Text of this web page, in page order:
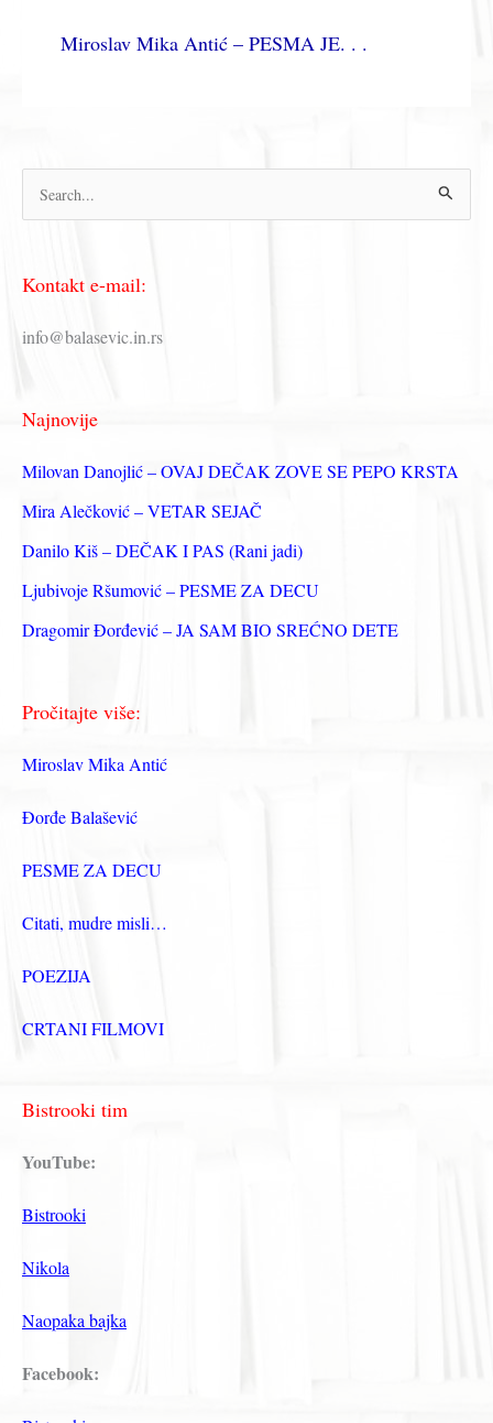
Miroslav Mika Antić – PESMA JE. . .
р
т
р
а
з
а
Kontakt e-mail:
info@balasevic.in.rs
Najnovije
Milovan Danojlić – OVAJ DEČAK ZOVE SE PEPO KRSTA
Mira Alečković – VETAR SEJAČ
Danilo Kiš – DEČAK I PAS (Rani jadi)
Ljubivoje Ršumović – PESME ZA DECU
Dragomir Đorđević – JA SAM BIO SREĆNO DETE
Pročitajte više:
Miroslav Mika Antić
Đorđe Balašević
PESME ZA DECU
Citati, mudre misli…
POEZIJA
CRTANI FILMOVI
Bistrooki tim
YouTube:
Bistrooki
Nikola
Naopaka bajka
Facebook: